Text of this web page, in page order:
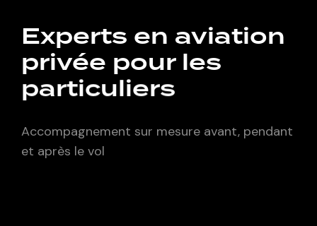
Experts en aviation
privée pour les
particuliers
Accompagnement sur mesure avant, pendant
et après le vol